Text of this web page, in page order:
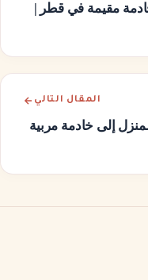
مقيمة في قطر |
المقال التالي
إلى خادمة مربية